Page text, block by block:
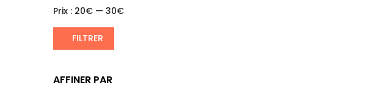
FILTRER
Prix : 20€ — 30€
AFFINER PAR